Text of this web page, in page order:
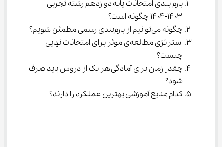
بارم بندی امتحانات پایه دوازدهم رشته تجربی
۱۴۰۳-۱۴۰۴ چگونه است؟
چگونه می‌توانیم از بارم‌بندی رسمی مطمئن شویم؟
استراتژی مطالعه‌ی موثر برای امتحانات نهایی
چیست؟
چقدر زمان برای آمادگی هر یک از دروس باید صرف
شود؟
کدام منابع آموزشی بهترین عملکرد را دارند؟